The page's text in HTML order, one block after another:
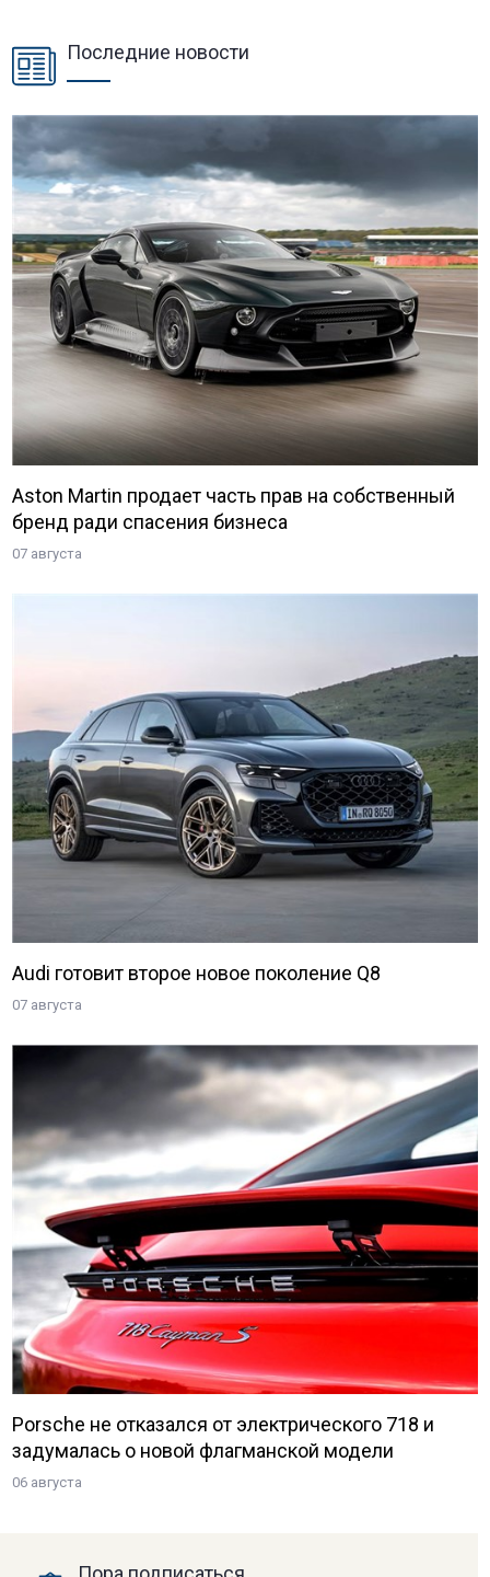
Последние новости
Aston Martin продает часть прав на собственный
бренд ради спасения бизнеса
07 августа
Audi готовит второе новое поколение Q8
07 августа
Porsche не отказался от электрического 718 и
задумалась о новой флагманской модели
06 августа